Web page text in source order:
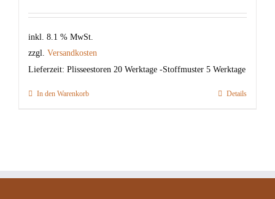
inkl. 8.1 % MwSt.
zzgl. Versandkosten
Lieferzeit: Plisseestoren 20 Werktage -Stoffmuster 5 Werktage
In den Warenkorb Details